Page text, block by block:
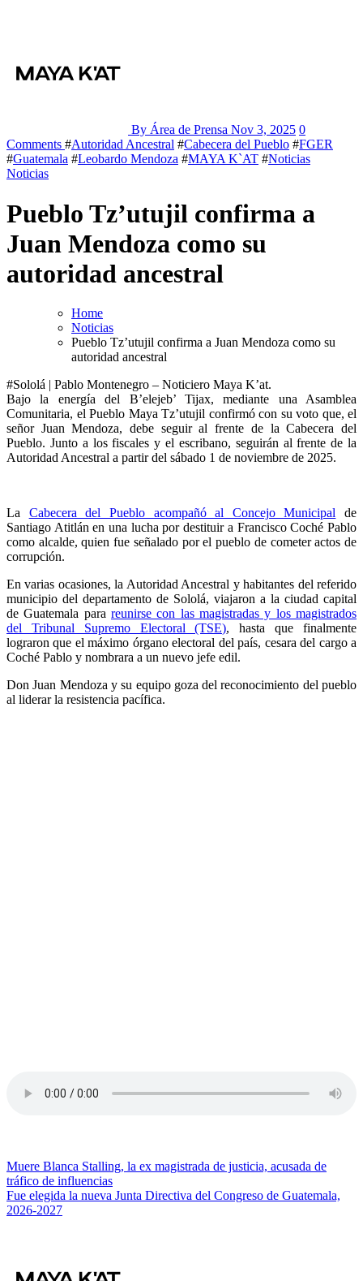
By Área de Prensa Nov 3, 2025 0
Comments #Autoridad Ancestral #Cabecera del Pueblo #FGER
#Guatemala #Leobardo Mendoza #MAYA K`AT #Noticias
Noticias
Pueblo Tz’utujil confirma a
Juan Mendoza como su
autoridad ancestral
Home
Noticias
Pueblo Tz’utujil confirma a Juan Mendoza como su
autoridad ancestral
#Sololá | Pablo Montenegro – Noticiero Maya K’at.
Bajo la energía del B’elejeb’ Tijax, mediante una Asamblea
Comunitaria, el Pueblo Maya Tz’utujil confirmó con su voto que, el
señor Juan Mendoza, debe seguir al frente de la Cabecera del
Pueblo. Junto a los fiscales y el escribano, seguirán al frente de la
Autoridad Ancestral a partir del sábado 1 de noviembre de 2025.
La Cabecera del Pueblo acompañó al Concejo Municipal de
Santiago Atitlán en una lucha por destituir a Francisco Coché Pablo
como alcalde, quien fue señalado por el pueblo de cometer actos de
corrupción.
En varias ocasiones, la Autoridad Ancestral y habitantes del referido
municipio del departamento de Sololá, viajaron a la ciudad capital
de Guatemala para reunirse con las magistradas y los magistrados
del Tribunal Supremo Electoral (TSE), hasta que finalmente
lograron que el máximo órgano electoral del país, cesara del cargo a
Coché Pablo y nombrara a un nuevo jefe edil.
Don Juan Mendoza y su equipo goza del reconocimiento del pueblo
al liderar la resistencia pacífica.
Navegación
de
entradas
Muere Blanca Stalling, la ex magistrada de justicia, acusada de
tráfico de influencias
Fue elegida la nueva Junta Directiva del Congreso de Guatemala,
2026-2027